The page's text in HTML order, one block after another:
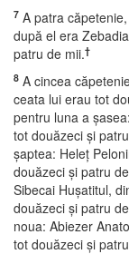
7 A patra
după el era
patru de mii.†
8 A cincea
ceata lui erau tot
pentru luna a
tot douăzeci şi
şaptea: Heleţ
douăzeci şi patru
Sibecai Huşatitul,
douăzeci şi patru
noua: Abiezer
tot douăzeci şi